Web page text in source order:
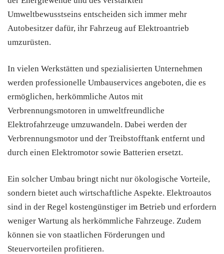
Umweltbewusstseins entscheiden sich immer mehr
Autobesitzer dafür, ihr Fahrzeug auf Elektroantrieb
umzurüsten.
In vielen Werkstätten und spezialisierten Unternehmen
werden professionelle Umbauservices angeboten, die es
ermöglichen, herkömmliche Autos mit
Verbrennungsmotoren in umweltfreundliche
Elektrofahrzeuge umzuwandeln. Dabei werden der
Verbrennungsmotor und der Treibstofftank entfernt und
durch einen Elektromotor sowie Batterien ersetzt.
Ein solcher Umbau bringt nicht nur ökologische Vorteile,
sondern bietet auch wirtschaftliche Aspekte. Elektroautos
sind in der Regel kostengünstiger im Betrieb und erfordern
weniger Wartung als herkömmliche Fahrzeuge. Zudem
können sie von staatlichen Förderungen und
Steuervorteilen profitieren.